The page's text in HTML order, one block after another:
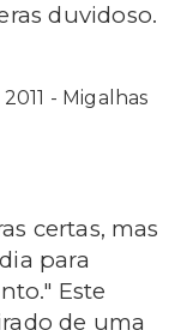
duvidoso.
- Migalhas
certas, mas
para
Este
de uma